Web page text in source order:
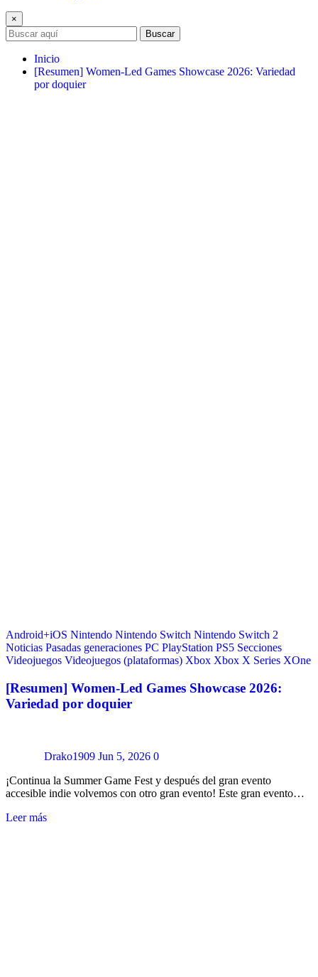
×
Buscar
Inicio
[Resumen] Women-Led Games Showcase 2026: Variedad
por doquier
Android+iOS Nintendo Nintendo Switch Nintendo Switch 2
Noticias Pasadas generaciones PC PlayStation PS5 Secciones
Videojuegos Videojuegos (plataformas) Xbox Xbox X Series XOne
[Resumen] Women-Led Games Showcase 2026:
Variedad por doquier
Drako1909 Jun 5, 2026 0
¡Continua la Summer Game Fest y después del gran evento
accesible indie volvemos con otro gran evento! Este gran evento…
Leer más